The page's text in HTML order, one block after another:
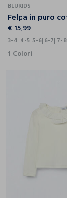
BLUKIDS
€ 15,99
3-4 4-5 5-6 6-7 7-8
1 Colori